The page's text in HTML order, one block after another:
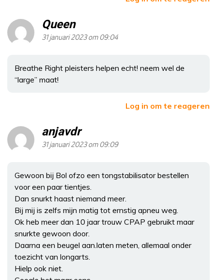
Queen
31 januari 2023 om 09:04
Breathe Right pleisters helpen echt! neem wel de
“large” maat!
Log in om te reageren
anjavdr
31 januari 2023 om 09:09
Gewoon bij Bol ofzo een tongstabilisator bestellen
voor een paar tientjes.
Dan snurkt haast niemand meer.
Bij mij is zelfs mijn matig tot ernstig apneu weg.
Ok heb meer dan 10 jaar trouw CPAP gebruikt maar
snurkte gewoon door.
Daarna een beugel aan.laten meten, allemaal onder
toezicht van longarts.
Hielp ook niet.